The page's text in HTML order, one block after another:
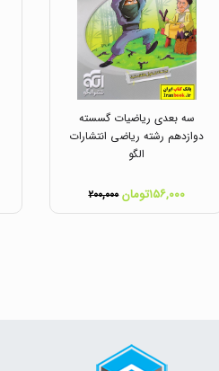
سه بعدی ریاضیات گسسته
دوازدهم رشته ریاضی انتشارات
الگو
۱۵۶,۰۰۰تومان ۲۰۰,۰۰۰